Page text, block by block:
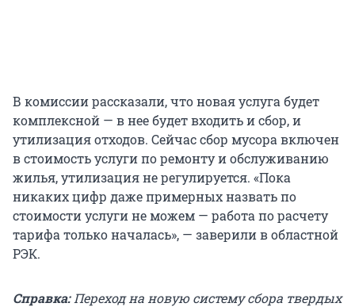
В комиссии рассказали, что новая услуга будет
комплексной — в нее будет входить и сбор, и
утилизация отходов. Сейчас сбор мусора включен
в стоимость услуги по ремонту и обслуживанию
жилья, утилизация не регулируется. «Пока
никаких цифр даже примерных назвать по
стоимости услуги не можем — работа по расчету
тарифа только началась», — заверили в областной
РЭК.
Справка:Переход на новую систему сбора твердых